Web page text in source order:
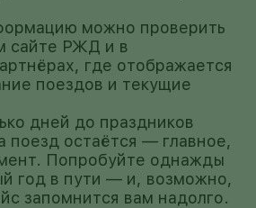
можно проверить
сайте РЖД и в
где отображается
поездов и текущие
дней до праздников
поезд остаётся — главное,
Попробуйте однажды
год в пути — и, возможно,
запомнится вам надолго.